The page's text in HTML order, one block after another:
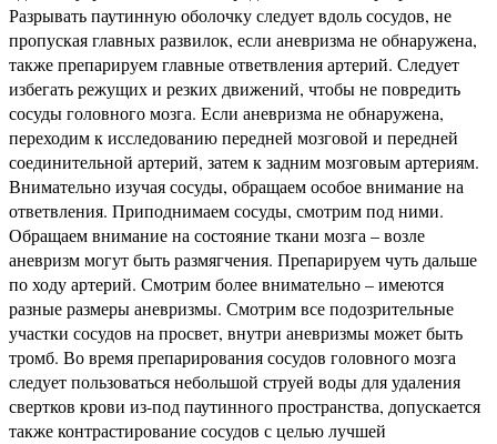
Разрывать паутинную оболочку следует вдоль сосудов, не
пропуская главных развилок, если аневризма не обнаружена,
также препарируем главные ответвления артерий. Следует
избегать режущих и резких движений, чтобы не повредить
сосуды головного мозга. Если аневризма не обнаружена,
переходим к исследованию передней мозговой и передней
соединительной артерий, затем к задним мозговым артериям.
Внимательно изучая сосуды, обращаем особое внимание на
ответвления. Приподнимаем сосуды, смотрим под ними.
Обращаем внимание на состояние ткани мозга – возле
аневризм могут быть размягчения. Препарируем чуть дальше
по ходу артерий. Смотрим более внимательно – имеются
разные размеры аневризмы. Смотрим все подозрительные
участки сосудов на просвет, внутри аневризмы может быть
тромб. Во время препарирования сосудов головного мозга
следует пользоваться небольшой струей воды для удаления
свертков крови из-под паутинного пространства, допускается
также контрастирование сосудов с целью лучшей